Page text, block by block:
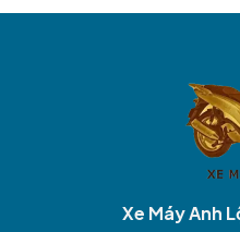
Xe Máy Anh